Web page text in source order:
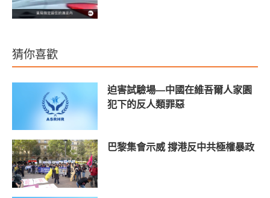
猜你喜歡
迫害試驗場—中國在維吾爾人家園
犯下的反人類罪惡
巴黎集會示威 撐港反中共極權暴政